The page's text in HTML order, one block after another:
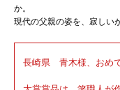
か。
現代の父親の姿を、寂しい
長崎県 青木様、おめ